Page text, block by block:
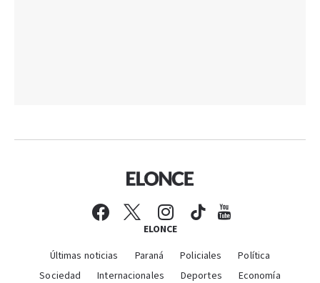
ELONCE
Últimas noticias Paraná Policiales
Política
Sociedad
Internacionales Deportes Economía